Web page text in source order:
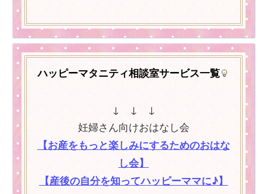
ハッピーマタニティ相談室サービス一覧
↓ ↓ ↓
妊婦さん向けおはなし会
【お産をもっと楽しみにするためのおはな
し会】
【産後の自分を知ってハッピーママに♪】